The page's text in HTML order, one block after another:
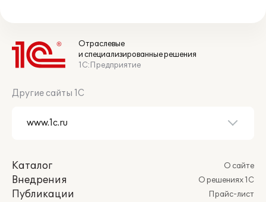
Отраслевые
и специализированные решения
1С:Предприятие
Другие сайты 1С
Каталог
Внедрения
Публикации
О сайте
О решениях 1С
Прайс-лист